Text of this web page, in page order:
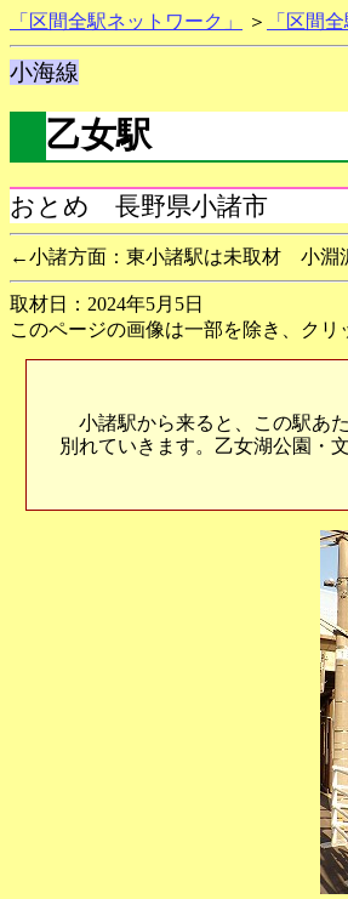
「区間全駅ネットワーク」 ＞ 「区間全
小海線
乙女駅
おとめ 長野県小諸市
←小諸方面：東小諸駅は未取材 小淵
取材日：2024年5月5日
このページの画像は一部を除き、ク
小諸駅から来ると、この駅あ
別れていきます。乙女湖公園・